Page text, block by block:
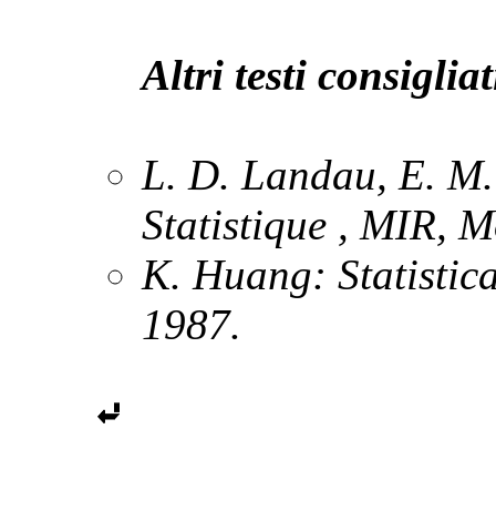
Altri testi
L. D. Landau, E.
Statistique , MIR,
K. Huang:
1987.